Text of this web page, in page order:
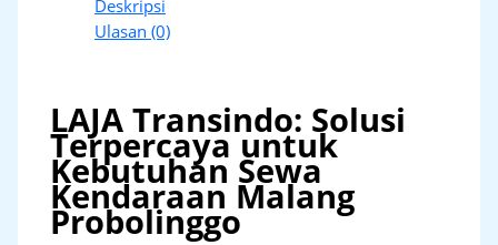
Deskripsi
Ulasan (0)
LAJA Transindo: Solusi
Terpercaya untuk
Kebutuhan Sewa
Kendaraan Malang
Probolinggo